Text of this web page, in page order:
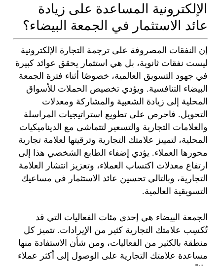
الإلكترونية المساعدة على زيادة
عائد الاستثمار في الجمعة البيضاء؟
إن النفقات المصروفة على ترجمة التجارة الإلكترونية
ليست نفقات ثانوية، بل هي استثمار يحقق عوائد كبيرة
في جهود التسويق العالمية، خصوصًا أثناء فترة الجمعة
البيضاء التنافسية. ويؤدي تخصيص الحملات للأسواق
المحلية إلى زيادة الشعبية والمشاركة ومعدلات
التحويل. فاحرص على تطويع استراتيجيات المراسلة
والعلامات التجارية والتسعير لتتماشى مع الديناميكيات
المحلية، لتمييز علامتك التجارية وترقيتها لعلامة تجارية
محورها العملاء. يؤدي إضفاء الطابع الشخصي هذا إلى
ارتفاع معدلات اكتساب العملاء، وتعزيز انتشار العلامة
التجارية، وبالتالي تحسين عائد الاستثمار في مساعيك
التسويقية العالمية.
الجمعة البيضاء هي إحدى مئات الفعاليات التي قد
تُكسِب علامتك التجارية كثير من الإيرادات. تتميز كل
منطقة بالكثير من الفعاليات، ومن شأن الاستفادة منها
مساعدة علامتك التجارية على الوصول إلى أكثر عملاء